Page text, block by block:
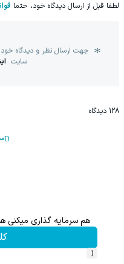
لطفا قبل از ارسال دیدگاه خود، حتما
جهت ارسال نظر و دیدگاه
سایت
128 دیدگاه
هم سرمایه گذاری میکنی
‹